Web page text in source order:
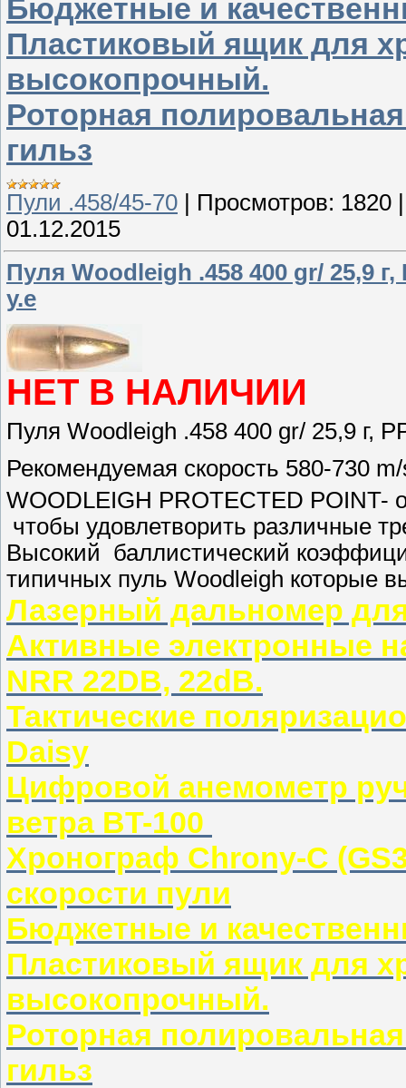
Бюджетные и
Пластиковый ящик для
высокопрочный.
Роторная
гильз
Пули .458/45-70 Просмотров: 1820
01.12.2015
Пуля Woodleigh .458 400 gr/ 25,9
у.е
НЕТ В НАЛИЧИИ
Пуля Woodleigh .458 400 gr/ 25,9 г,
Рекомендуемая скорость 580-730
WOODLEIGH PROTECTED POINT-
чтобы удовлетворить различные
Высокий баллистический
типичных пуль Woodleigh которые
Лазерный дальномер
Активные электронные
NRR 22DB, 22dB.
Тактические
Daisy
Цифровой анемометр
ветра BT-100
Хронограф Chrony-C
скорости пули
Бюджетные и
Пластиковый ящик для
высокопрочный.
Роторная
гильз